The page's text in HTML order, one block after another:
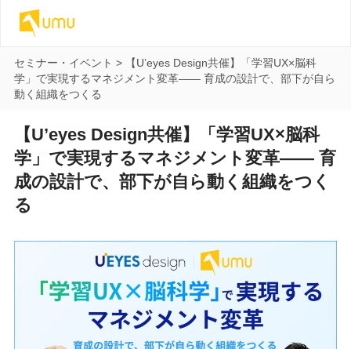
セミナー・イベント >
【U’eyes Design共催】「学習UX×脳科
学」で実現するマネジメント変革—— 育成の設計で、部下が自ら
動く組織をつくる
【U’eyes Design共催】「学習UX×脳科
学」で実現するマネジメント変革—— 育
成の設計で、部下が自ら動く組織をつく
る